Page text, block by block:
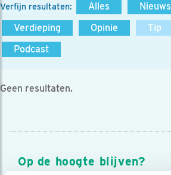
Verfijn resultaten: Alles Nieuws
Verdieping
Opinie Tip
Podcast
Geen resultaten.
Op de hoogte blijven?